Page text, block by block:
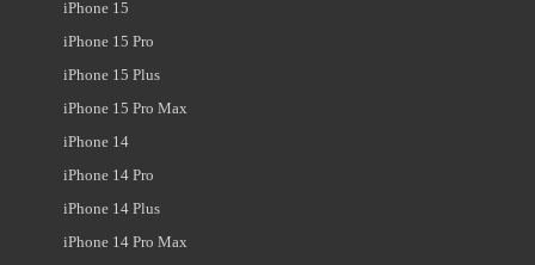
iPhone 15
iPhone 15 Pro
iPhone 15 Plus
iPhone 15 Pro Max
iPhone 14
iPhone 14 Pro
iPhone 14 Plus
iPhone 14 Pro Max